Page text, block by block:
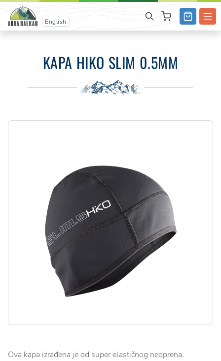
English
KAPA HIKO SLIM 0.5MM
Ova kapa izrađena je od super elastičnog neoprena.